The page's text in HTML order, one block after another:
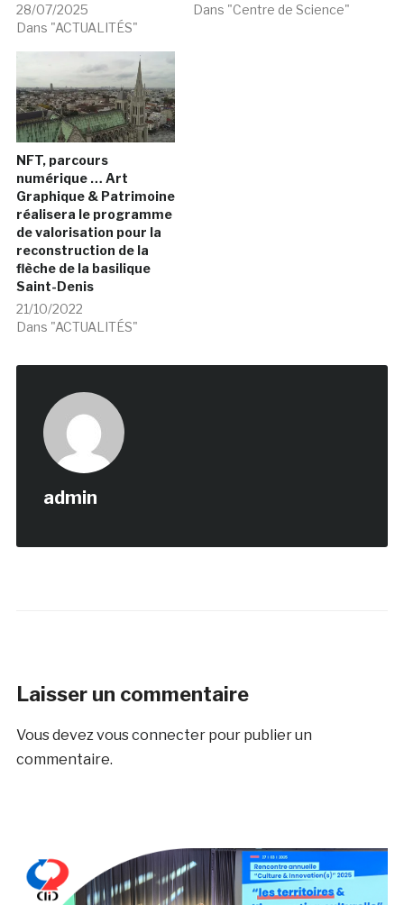
28/07/2025
Dans "ACTUALITÉS"
Dans "Centre de Science"
NFT, parcours
numérique … Art
Graphique & Patrimoine
réalisera le programme
de valorisation pour la
reconstruction de la
flèche de la basilique
Saint-Denis
21/10/2022
Dans "ACTUALITÉS"
admin
Laisser un commentaire
Vous devez vous connecterpour publier un
commentaire.